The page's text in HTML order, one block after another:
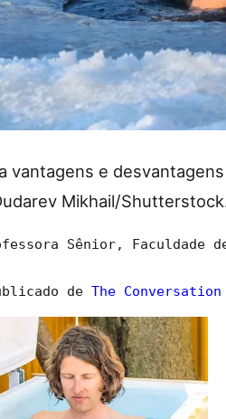
vantagens e desvantagens
Mikhail/
Sênior, Faculdade
de The Conversation